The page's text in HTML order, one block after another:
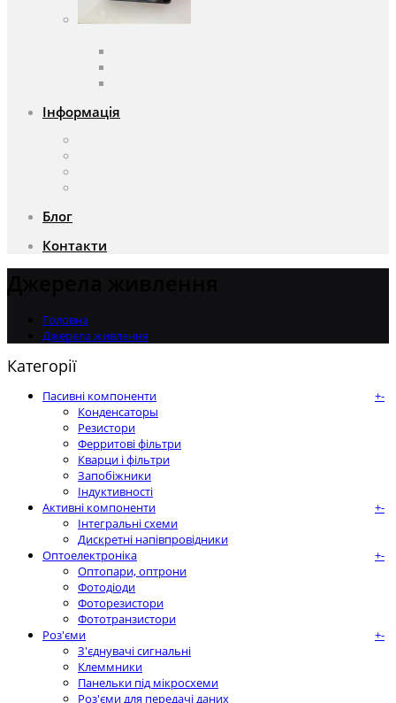
Інформація
Блог
Контакти
Джерела живлення
Головна
Джерела живлення
Категорії
Пасивні компоненти +-
Конденсаторы
Резистори
Ферритові фільтри
Кварци і фільтри
Запобіжники
Індуктивності
Активні компоненти
+-
Інтегральні схеми
Дискретні напівпровідники
Оптоелектроніка
+-
Оптопари, оптрони
Фотодіоди
Фоторезистори
Фототранзистори
Роз'єми
+-
З'єднувачі сигнальні
Клеммники
Панельки під мікросхеми
Роз'єми для передачі даних